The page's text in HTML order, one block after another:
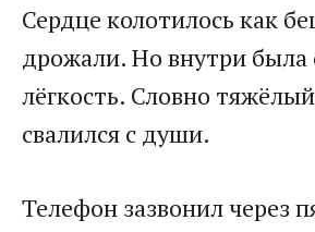
Сердце колотилось как
дрожали. Но внутри была
лёгкость. Словно
свалился с души.
Телефон зазвонил через